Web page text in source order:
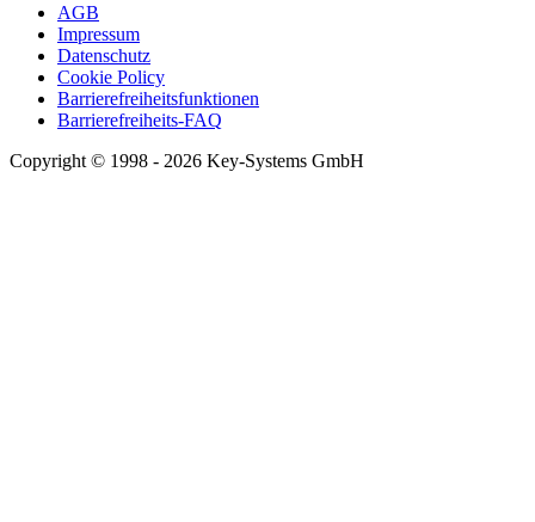
AGB
Impressum
Datenschutz
Cookie Policy
Barrierefreiheitsfunktionen
Barrierefreiheits-FAQ
Copyright © 1998 - 2026 Key-Systems GmbH